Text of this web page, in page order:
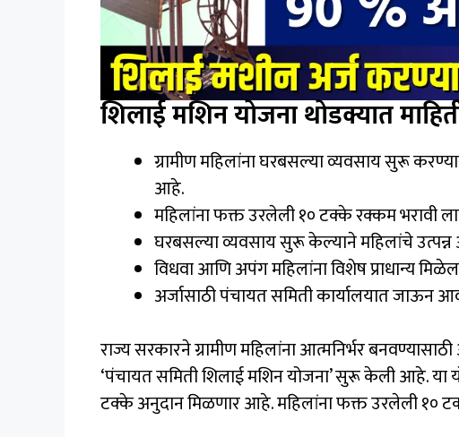
शिलाई मशिन योजना थोडक्यात
ग्रामीण महिलांना घरबसल्या व्यवसाय सुरू
आहे.
महिलांना फक्त उरलेली १० टक्के रक्कम भरावी
घरबसल्या व्यवसाय सुरू केल्याने महिलांचे
विधवा आणि अपंग महिलांना विशेष प्राधान्य
अर्जासाठी पंचायत समिती कार्यालयात जाऊन
राज्य सरकारने ग्रामीण महिलांना आत्मनिर्भर
‘पंचायत समिती शिलाई मशिन योजना’ सुरू केली आहे. या
टक्के अनुदान मिळणार आहे. महिलांना फक्त उरलेली १०